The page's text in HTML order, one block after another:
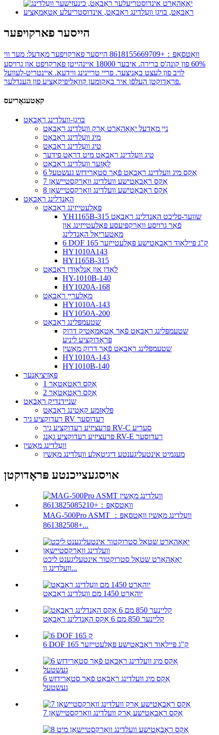
הייסער פארקויפער
וואַטסאַפּ：+8618155669709 הייסער פארקויפער מאָדעל: מער ווי
60% פון קונה'ס ברירה. איבער 18000 איינהייטן פארקויפט און גרויסע
לויב פון לעצט באַניצער. פריי טריינינג ווידעא. איינטריט-לעוועל
פּראָדוקטן העלפֿן איר באַקומען קוואַליפיקאַציע פון ​​הענדלער.
קאַטעגאָריעס
בויגן-וועלדינג ראָבאָט
נייַ מאָדעל יאָאָהאַרט אַרק וועַלדינג ראָבאָט
מיג וועַלדינג ראָבאָט
טיג וועַלדינג ראָבאָט
טיג וועַלדינג ראָבאָט מיט דראָט פידער
לאַזער וועַלדינג ראָבאָט
6 אַקס מיג וועלדינג ראָבאָט פֿאַר סטאָרידזש געשטעל
7 אַקס ראָבאָטישע וועלדינג וואָרקסטיישאַן
8 אַקס ראָבאָטישע וועלדינג וואָרקסטיישאַן
האַנדלינג ראָבאָט
פּאַלעטייזינג ראָבאָט
YH1165B-315 שווער-פליכט האַנדלינג ראָבאָט
פֿאַר גרויסע וואָרקפּיעסע פּאַלעטייזינג און
מאַטעריאַל האַנדלינג
6 DOF 165 ק"ג פּיילאָוד ראָבאָטישע פּאַלעטייזער
HY1010A143
HY1165B-315
לאָדן און אַנלאָודן ראָבאָט
HY-1010B-140
HY1020A-168
מאָלערײַ ראָבאָט
HY1010A-143
HY1050A-200
שטעמפּלינג ראָבאָט
שטעמפּלינג ראָבאָט פֿאַר אָטאַמאַטיק דרוק
פּראָדוקציע ליניע
שטעמפּלינג ראָבאָט פֿאַר דרוק מאַשין
HY1010A-143
HY1010B-140
פּאַזיציאָנער
1 אַקס ראָטאַטאָר
2 אַקס ראָטאַטאָר
שניידנדיק ראָבאָט
פּלאַזמע קאַטינג ראָבאָט
רעדוקציע גיר RV רעדוסער
פּרעציזיע רעדוקציע גיר RV-C סעריע
פּרעציזיע רעדוקציע גאַנג RV-E רעדוסער
וועַלדינג מאַשין
מעגמיט אינטעליגענטע דיגיטאַלע וועַלדינג מאַשין
אויסגעצייכנטע פּראָדוקטן
MAG-500Pro ASMT וועַלדינג מאַשין וואַטסאַפּ：
+861382508...
יאָאָהאַרט שטאָל סטרוקטור אינטעליגענט ליכט
וועלדינג וו...
יוהאַרט 1450 מם וועַלדינג ראָבאָט
קליינער 850 מם 6 אַקס האַנדלינג ראָבאָט
6 DOF 165 ק"ג פּיילאָוד ראָבאָטישע פּאַלעטייזער
6 אַקס מיג וועלדינג ראָבאָט פֿאַר סטאָרידזש
געשטעל
7 אַקס ראָבאָטישע אַרק וועלדינג וואָרקסטיישאַן